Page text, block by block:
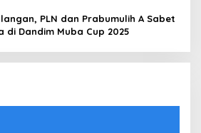
PLN dan Prabumulih A Sabet
di Dandim Muba Cup 2025